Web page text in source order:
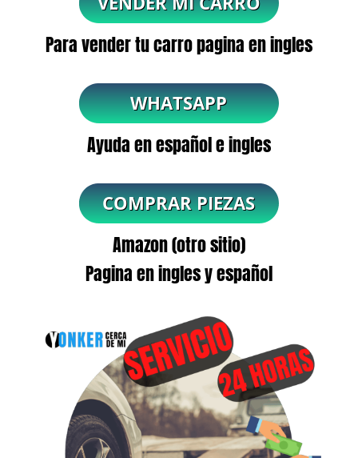
Para vender tu carro pagina en ingles
Ayuda en español e ingles
Amazon (otro sitio)
Pagina en ingles y español